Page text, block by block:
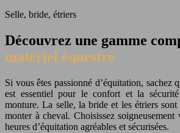
Selle, bride, étriers
Découvrez une gamme
matériel équestre
Si vous êtes passionné d’équitation, sachez
est essentiel pour le confort et la
monture. La selle, la bride et les étriers sont
monter à cheval. Choisissez
heures d’équitation agréables et sécurisées.